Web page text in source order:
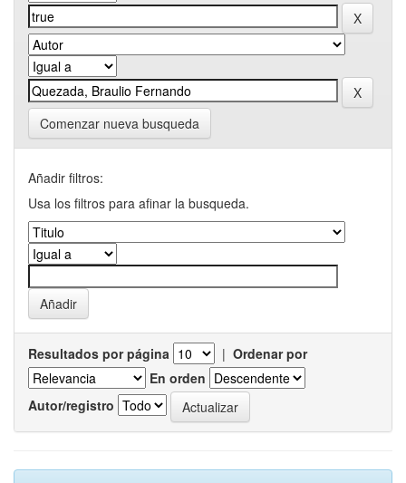
Comenzar nueva busqueda
Añadir filtros:
Usa los filtros para afinar la busqueda.
Resultados por página | Ordenar por
En orden
Autor/registro